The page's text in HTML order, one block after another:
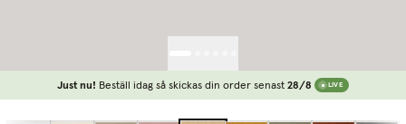
Just nu! Beställ idag så skickas din order senast 28/8 LIVE